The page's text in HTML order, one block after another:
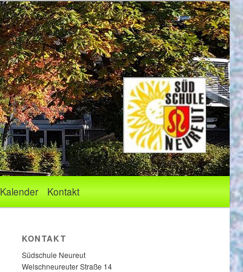
Kalender Kontakt
KONTAKT
Südschule Neureut
Welschneureuter Straße 14